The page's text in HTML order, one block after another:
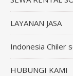
LAYANAN JASA
Indonesia Chiler
HUBUNGI KAMI